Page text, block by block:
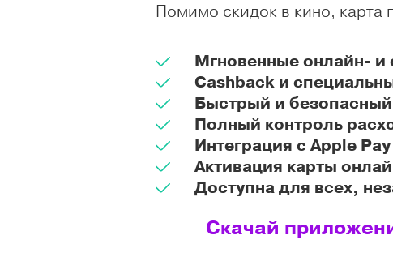
Помимо скидок в кино, карта
Мгновенные онлайн- и
Cashback и
Быстрый и
Полный контроль
Интеграция с Apple
Активация карты
Доступна для всех,
Скачай